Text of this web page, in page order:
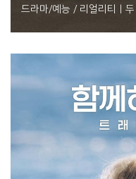
드라마/예능 / 리얼리티 |